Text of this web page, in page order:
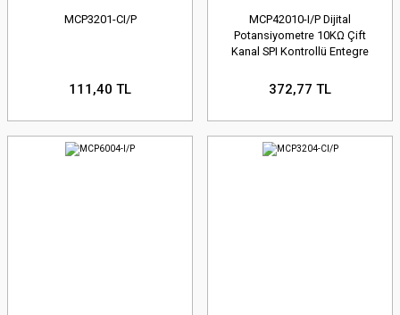
MCP3201-CI/P
111,40 TL
MCP42010-I/P Dijital
Potansiyometre 10KΩ Çift
Kanal SPI Kontrollü Entegre
372,77 TL